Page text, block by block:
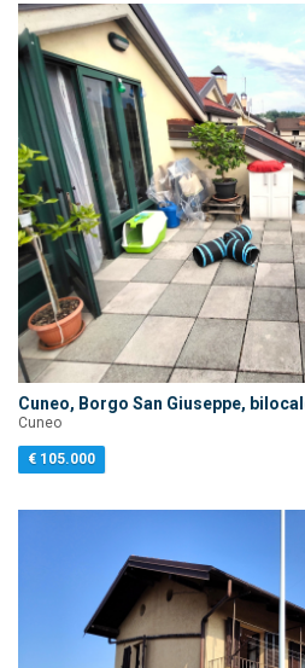
Cuneo, Borgo San Giuseppe,
Cuneo
€ 105.000